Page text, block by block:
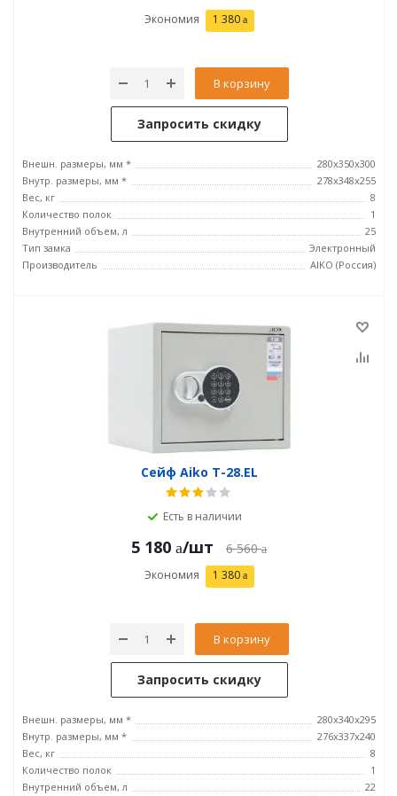
Экономия 1 380
В корзину
Запросить скидку
Внешн. размеры, мм *
280x350x300
Внутр. размеры, мм *
278x348x255
Вес, кг
8
Количество полок
1
Внутренний объем, л
25
Тип замка
Электронный
Производитель
AIKO (Россия)
Сейф Aiko T-28.EL
Есть в наличии
5 180 /шт 6 560
Экономия 1 380
В корзину
Запросить скидку
Внешн. размеры, мм *
280x340x295
Внутр. размеры, мм *
276x337x240
Вес, кг
8
Количество полок
1
Внутренний объем, л
22